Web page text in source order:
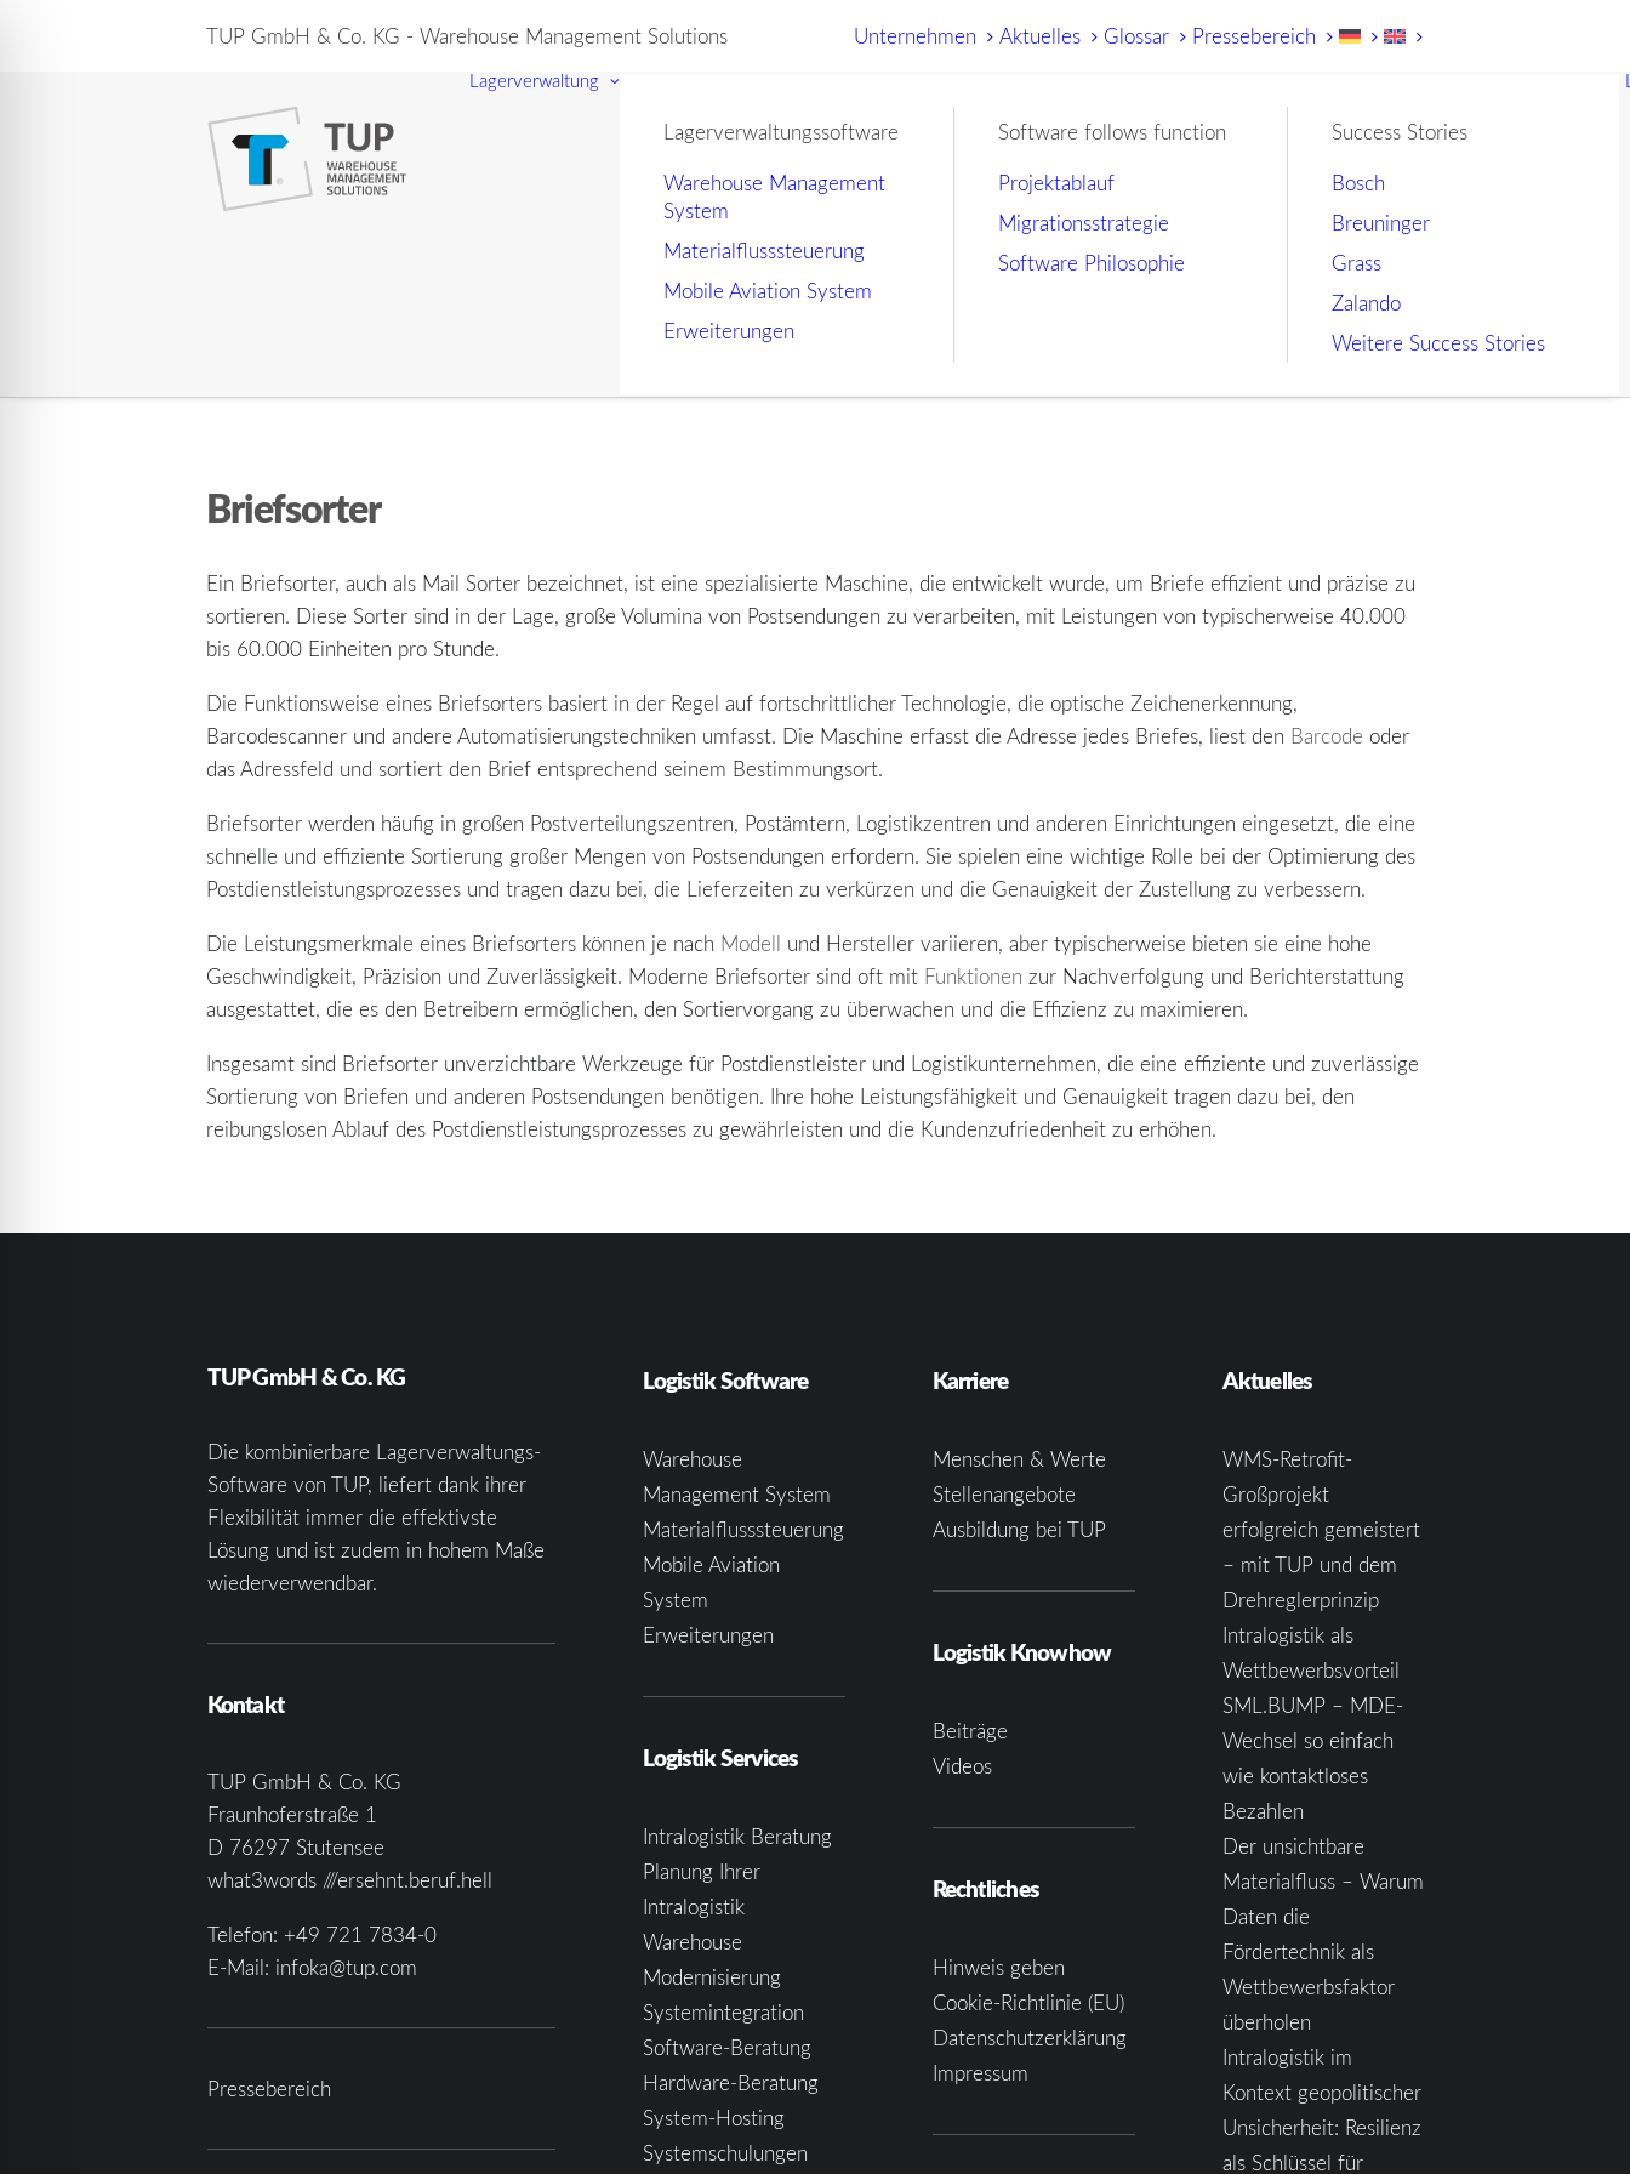
TUP GmbH & Co. KG - Warehouse Management Solutions Unternehmen Aktuelles Glossar Pressebereich
Lagerverwaltung
Lagerverwaltungssoftware
Warehouse Management
System
Materialflusssteuerung
Mobile Aviation System
Erweiterungen
Software follows function
Projektablauf
Migrationsstrategie
Software Philosophie
Success Stories
Bosch
Breuninger
Grass
Zalando
Weitere Success Stories
Briefsorter
Ein Briefsorter, auch als Mail Sorter bezeichnet, ist eine spezialisierte Maschine, die entwickelt wurde, um Briefe effizient und präzise zu
sortieren. Diese Sorter sind in der Lage, große Volumina von Postsendungen zu verarbeiten, mit Leistungen von typischerweise 40.000
bis 60.000 Einheiten pro Stunde.
Die Funktionsweise eines Briefsorters basiert in der Regel auf fortschrittlicher Technologie, die optische Zeichenerkennung,
Barcodescanner und andere Automatisierungstechniken umfasst. Die Maschine erfasst die Adresse jedes Briefes, liest den Barcode oder
das Adressfeld und sortiert den Brief entsprechend seinem Bestimmungsort.
Briefsorter werden häufig in großen Postverteilungszentren, Postämtern, Logistikzentren und anderen Einrichtungen eingesetzt, die eine
schnelle und effiziente Sortierung großer Mengen von Postsendungen erfordern. Sie spielen eine wichtige Rolle bei der Optimierung des
Postdienstleistungsprozesses und tragen dazu bei, die Lieferzeiten zu verkürzen und die Genauigkeit der Zustellung zu verbessern.
Die Leistungsmerkmale eines Briefsorters können je nach Modell und Hersteller variieren, aber typischerweise bieten sie eine hohe
Geschwindigkeit, Präzision und Zuverlässigkeit. Moderne Briefsorter sind oft mit Funktionen zur Nachverfolgung und Berichterstattung
ausgestattet, die es den Betreibern ermöglichen, den Sortiervorgang zu überwachen und die Effizienz zu maximieren.
Insgesamt sind Briefsorter unverzichtbare Werkzeuge für Postdienstleister und Logistikunternehmen, die eine effiziente und zuverlässige
Sortierung von Briefen und anderen Postsendungen benötigen. Ihre hohe Leistungsfähigkeit und Genauigkeit tragen dazu bei, den
reibungslosen Ablauf des Postdienstleistungsprozesses zu gewährleisten und die Kundenzufriedenheit zu erhöhen.
TUP GmbH & Co. KG
Die kombinierbare Lagerverwaltungs-
Software von TUP, liefert dank ihrer
Flexibilität immer die effektivste
Lösung und ist zudem in hohem Maße
wiederverwendbar.
Kontakt
TUP GmbH & Co. KG
Fraunhoferstraße 1
D 76297 Stutensee
what3words ///ersehnt.beruf.hell
Telefon: +49 721 7834-0
E-Mail: infoka@tup.com
Pressebereich
Logistik Software
Warehouse
Management System
Materialflusssteuerung
Mobile Aviation
System
Erweiterungen
Logistik Services
Intralogistik Beratung
Planung Ihrer
Intralogistik
Warehouse
Modernisierung
Systemintegration
Software-Beratung
Hardware-Beratung
System-Hosting
Systemschulungen
Karriere
Menschen & Werte
Stellenangebote
Ausbildung bei TUP
Logistik Knowhow
Beiträge
Videos
Rechtliches
Hinweis geben
Cookie-Richtlinie (EU)
Datenschutzerklärung
Impressum
Aktuelles
WMS-Retrofit-
Großprojekt
erfolgreich gemeistert
– mit TUP und dem
Drehreglerprinzip
Intralogistik als
Wettbewerbsvorteil
SML.BUMP – MDE-
Wechsel so einfach
wie kontaktloses
Bezahlen
Der unsichtbare
Materialfluss – Warum
Daten die
Fördertechnik als
Wettbewerbsfaktor
überholen
Intralogistik im
Kontext geopolitischer
Unsicherheit: Resilienz
als Schlüssel für